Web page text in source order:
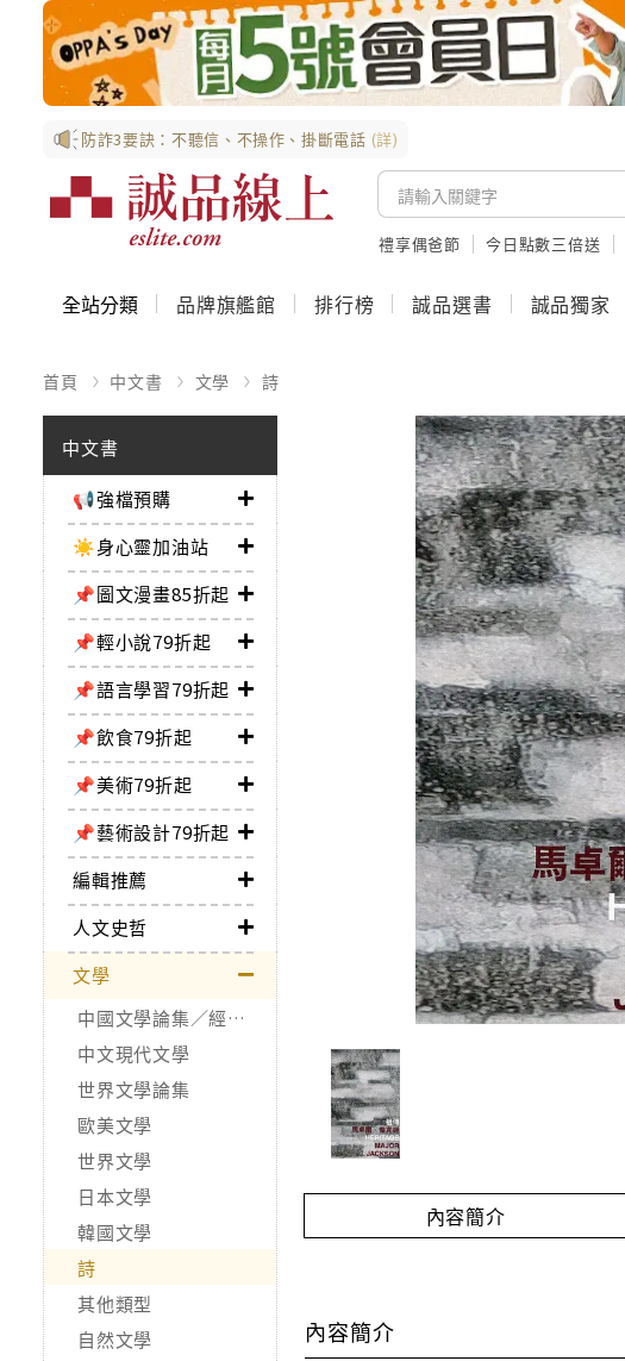
防詐3要訣：不聽信、不操作、掛斷電話 (詳)
禮享偶爸節 今日點數三倍送
全站分類 品牌旗艦館 排行榜 誠品選書 誠品獨家
首頁 中文書 文學 詩
中文書
📢強檔預購
☀️身心靈加油站
📌圖文漫畫85折起
📌輕小說79折起
📌語言學習79折起
📌飲食79折起
📌美術79折起
📌藝術設計79折起
編輯推薦
人文史哲
文學
中國文學論集／經典作品
中文現代文學
世界文學論集
歐美文學
世界文學
日本文學
韓國文學
詩
其他類型
自然文學
內容簡介
內容簡介